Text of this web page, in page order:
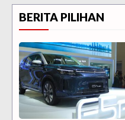
BERITA PILIHAN